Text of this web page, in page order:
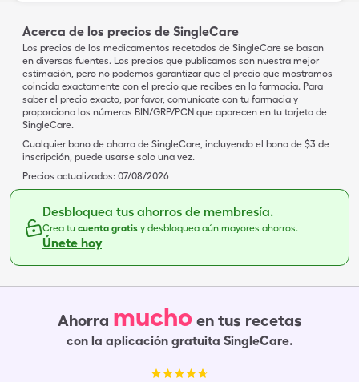
Acerca de los precios de SingleCare
Los precios de los medicamentos recetados de SingleCare se basan
en diversas fuentes. Los precios que publicamos son nuestra mejor
estimación, pero no podemos garantizar que el precio que mostramos
coincida exactamente con el precio que recibes en la farmacia. Para
saber el precio exacto, por favor, comunícate con tu farmacia y
proporciona los números BIN/GRP/PCN que aparecen en tu tarjeta de
SingleCare.
Cualquier bono de ahorro de SingleCare, incluyendo el bono de $3 de
inscripción, puede usarse solo una vez.
Precios actualizados: 07/08/2026
Desbloquea tus ahorros de membresía.
Crea tu cuenta gratis y desbloquea aún mayores ahorros.
Únete hoy
Ahorra mucho en tus recetas
con la aplicación gratuita SingleCare.